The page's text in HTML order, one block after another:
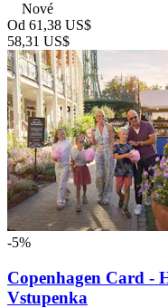
Nové
Od 61,38 US$
58,31 US$
-5%
Copenhagen Card -
Vstupenka